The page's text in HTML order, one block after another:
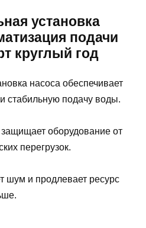
установка
подачи
круглый год
насоса обеспечивает
стабильную подачу воды.
оборудование от
перегрузок.
шум и продлевает ресурс